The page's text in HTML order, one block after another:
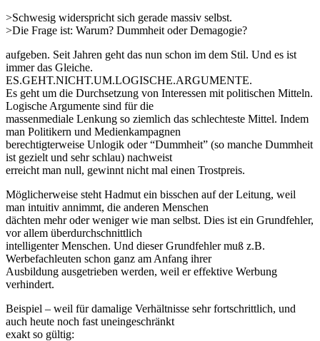
>Schwesig widerspricht sich gerade massiv selbst.
>Die Frage ist: Warum? Dummheit oder Demagogie?
aufgeben. Seit Jahren geht das nun schon im dem Stil. Und es ist
immer das Gleiche.
ES.GEHT.NICHT.UM.LOGISCHE.ARGUMENTE.
Es geht um die Durchsetzung von Interessen mit politischen Mitteln.
Logische Argumente sind für die
massenmediale Lenkung so ziemlich das schlechteste Mittel. Indem
man Politikern und Medienkampagnen
berechtigterweise Unlogik oder “Dummheit” (so manche Dummheit
ist gezielt und sehr schlau) nachweist
erreicht man null, gewinnt nicht mal einen Trostpreis.
Möglicherweise steht Hadmut ein bisschen auf der Leitung, weil
man intuitiv annimmt, die anderen Menschen
dächten mehr oder weniger wie man selbst. Dies ist ein Grundfehler,
vor allem überdurchschnittlich
intelligenter Menschen. Und dieser Grundfehler muß z.B.
Werbefachleuten schon ganz am Anfang ihrer
Ausbildung ausgetrieben werden, weil er effektive Werbung
verhindert.
Beispiel – weil für damalige Verhältnisse sehr fortschrittlich, und
auch heute noch fast uneingeschränkt
exakt so gültig: